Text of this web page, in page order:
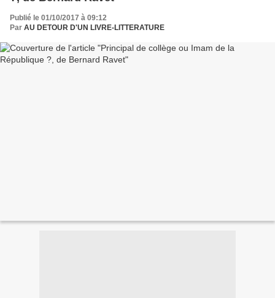
Publié le 01/10/2017 à 09:12
Par AU DETOUR D'UN LIVRE-LITTERATURE